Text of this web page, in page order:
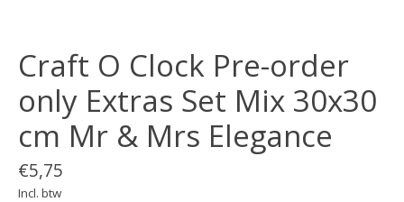
Craft O Clock Pre-order
only Extras Set Mix 30x30
cm Mr & Mrs Elegance
€5,75
Incl. btw